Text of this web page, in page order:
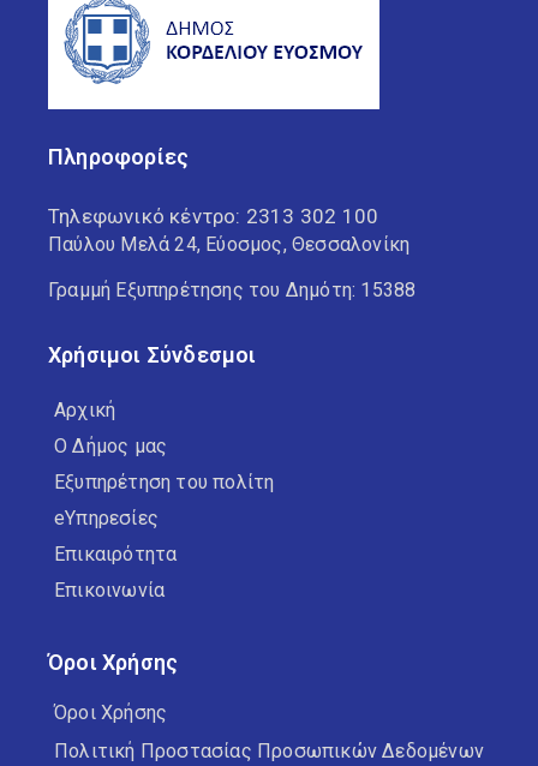
Πληροφορίες
Τηλεφωνικό κέντρο: 2313 302 100
Παύλου Μελά 24, Εύοσμος, Θεσσαλονίκη
Γραμμή Εξυπηρέτησης του Δημότη: 15388
Χρήσιμοι Σύνδεσμοι
Αρχική
Ο Δήμος μας
Εξυπηρέτηση του πολίτη
eΥπηρεσίες
Επικαιρότητα
Επικοινωνία
Όροι Χρήσης
Όροι Χρήσης
Πολιτική Προστασίας Προσωπικών Δεδομένων